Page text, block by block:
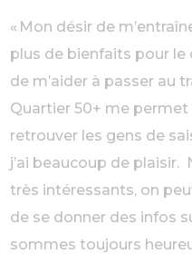
« Mon désir de
plus de bienfaits pour le
de m’aider à passer au
Quartier 50+ me
retrouver les gens de
j’ai beaucoup de plaisir.
très intéressants, on
de se donner des infos
sommes toujours